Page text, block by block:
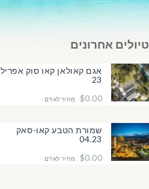
טיולים אחרונים
אגם קאולאן קאו סוק אפריל
23
$0.00
מחיר לאדם
שמורת הטבע קאו-סאק
04.23
$0.00
מחיר לאדם